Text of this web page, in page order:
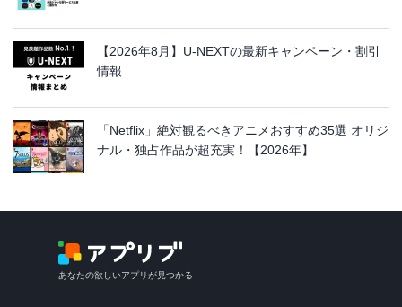
【2026年8月】U-NEXTの最新キャンペーン・割引
情報
「Netflix」絶対観るべきアニメおすすめ35選 オリジ
ナル・独占作品が超充実！【2026年】
あなたの欲しいアプリが見つかる